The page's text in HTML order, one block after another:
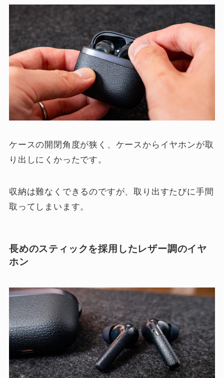
ケースの開閉角度が狭く、ケースからイヤホンが取
り出しにくかったです。
収納は難なくできるのですが、取り出すたびに手間
取ってしまいます。
長めのスティックを採用したレザー調のイヤ
ホン